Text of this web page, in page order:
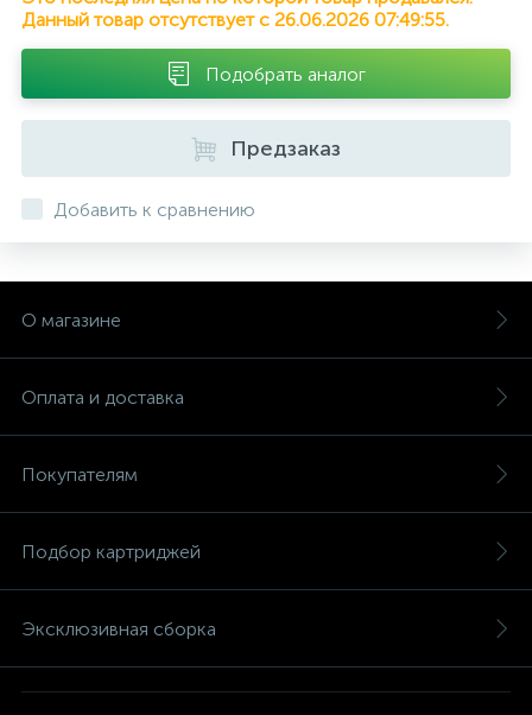
Данный товар отсутствует с 26.06.2026 07:49:55.
Подобрать аналог
Предзаказ
Добавить к сравнению
О магазине
Оплата и доставка
Покупателям
Подбор картриджей
Эксклюзивная сборка